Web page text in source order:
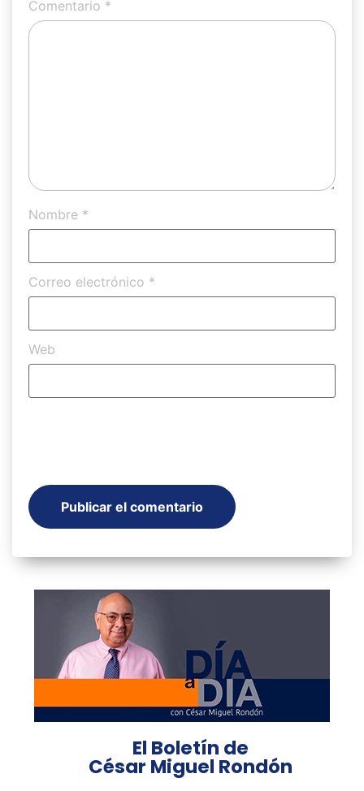
Comentario *
Nombre *
Correo electrónico *
Web
El Boletín de
César Miguel Rondón